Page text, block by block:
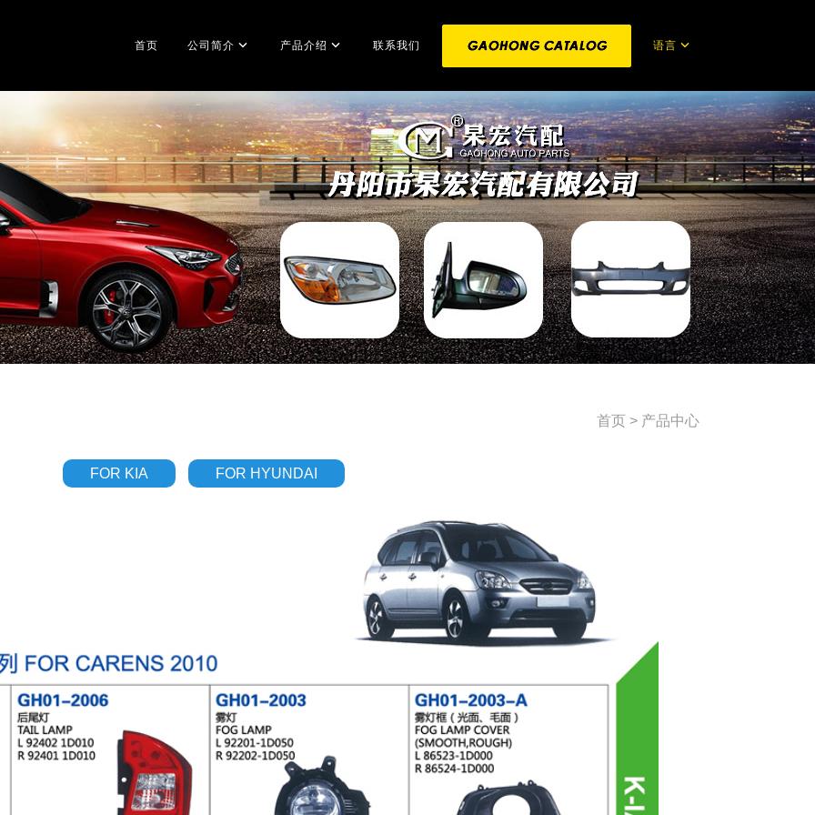
首页 公司简介 产品介绍 联系我们 语言
首页 > 产品中心
FOR KIA FOR HYUNDAI